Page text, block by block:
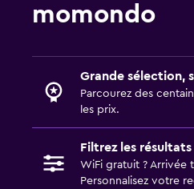
momondo
Grande sélection,
Parcourez des
les prix.
Filtrez les résultats
WiFi gratuit ? Arrivée
Personnalisez votre